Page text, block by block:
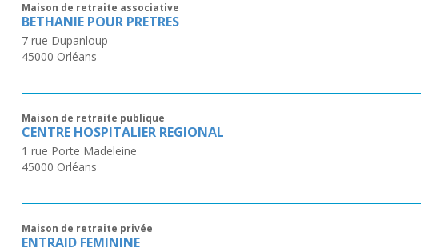
Maison de retraite associative
BETHANIE POUR PRETRES
7 rue Dupanloup
45000 Orléans
Maison de retraite publique
CENTRE HOSPITALIER REGIONAL
1 rue Porte Madeleine
45000 Orléans
Maison de retraite privée
ENTRAID FEMININE